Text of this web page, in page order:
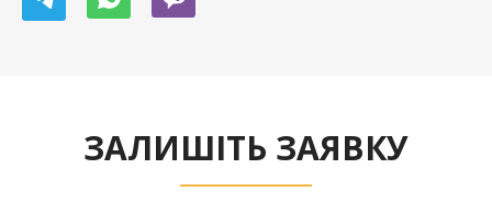
ЗАЛИШІТЬ ЗАЯВКУ